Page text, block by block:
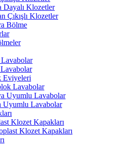
Dayalı Klozetler
Çıkışlı Klozetler
Bölme
Lavabolar
Eviyeleri
Lavabolar
Uyumlu Lavabolar
Uyumlu Lavabolar
Klozet Kapakları
Klozet Kapakları